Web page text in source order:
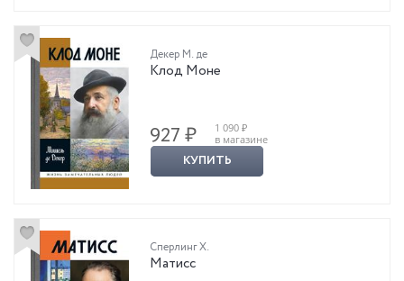
Декер М. де
Клод Моне
927 ₽
1 090 ₽
в магазине
КУПИТЬ
Сперлинг Х.
Матисс